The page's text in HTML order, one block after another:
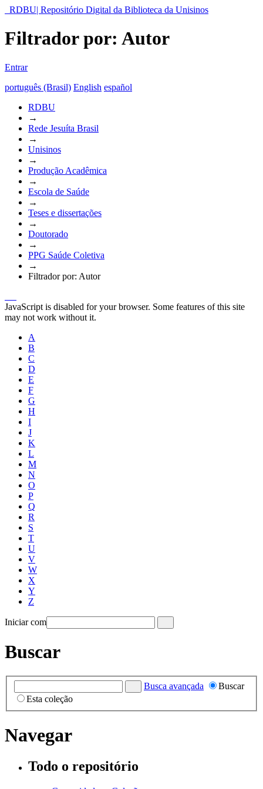
RDBU| Repositório Digital da Biblioteca da Unisinos
Filtrador por: Autor
Entrar
português (Brasil) English español
RDBU
→
Rede Jesuíta Brasil
→
Unisinos
→
Produção Acadêmica
→
Escola de Saúde
→
Teses e dissertações
→
Doutorado
→
PPG Saúde Coletiva
→
Filtrador por: Autor
JavaScript is disabled for your browser. Some features of this site
may not work without it.
A
B
C
D
E
F
G
H
I
J
K
L
M
N
O
P
Q
R
S
T
U
V
W
X
Y
Z
Iniciar com
Buscar
Busca avançada
Buscar
Esta coleção
Navegar
Todo o repositório